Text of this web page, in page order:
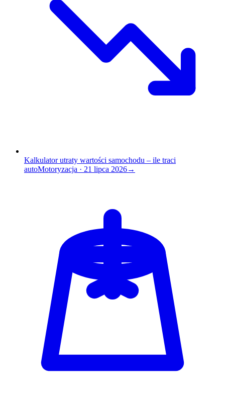
Kalkulator utraty wartości samochodu – ile traci
autoMotoryzacja · 21 lipca 2026→